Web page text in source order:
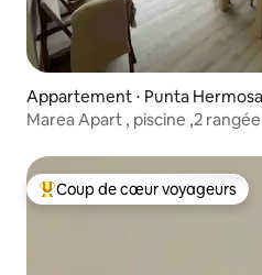
Appartement ⋅ Punta Hermosa
Marea Apart , piscine ,2
Coups de cœur voyageurs les
Coup de cœur voyageurs